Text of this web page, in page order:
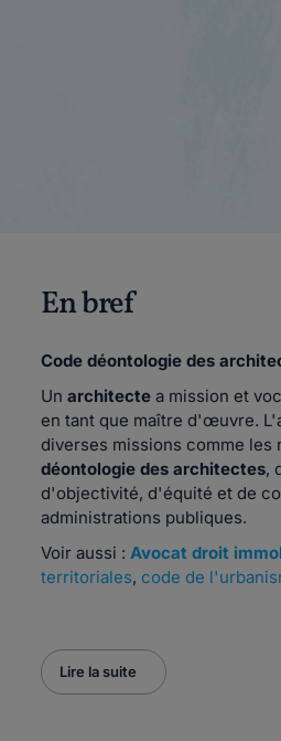
En bref
Code déontologie des
Un architecte a mission et
en tant que maître d'œuvre.
diverses missions comme
déontologie des architectes,
d'objectivité, d'équité et de
administrations publiques.
Voir aussi : Avocat droit
territoriales, code de
Lire la suite